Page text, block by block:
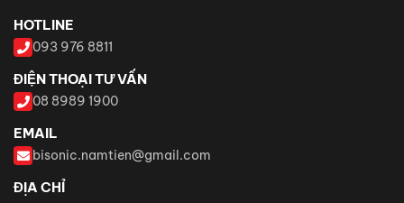
HOTLINE
093 976 8811
ĐIỆN THOẠI TƯ VẤN
08 8989 1900
EMAIL
bisonic.namtien@gmail.com
ĐỊA CHỈ